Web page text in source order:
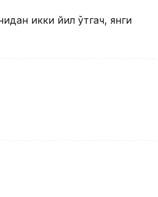
икки йил ўтгач, янги